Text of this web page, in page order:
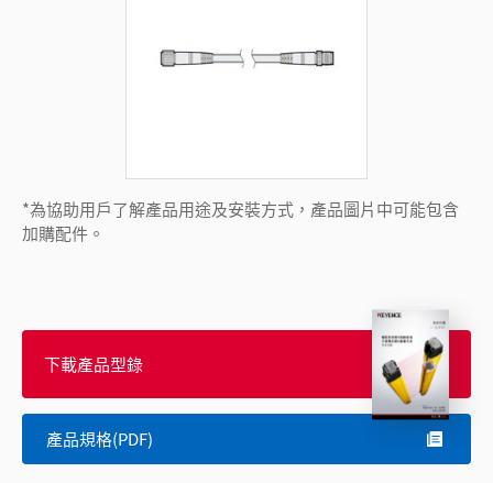
*為協助用戶了解產品用途及安裝方式，產品圖片中可能包含
加購配件。
下載產品型錄
產品規格(PDF)